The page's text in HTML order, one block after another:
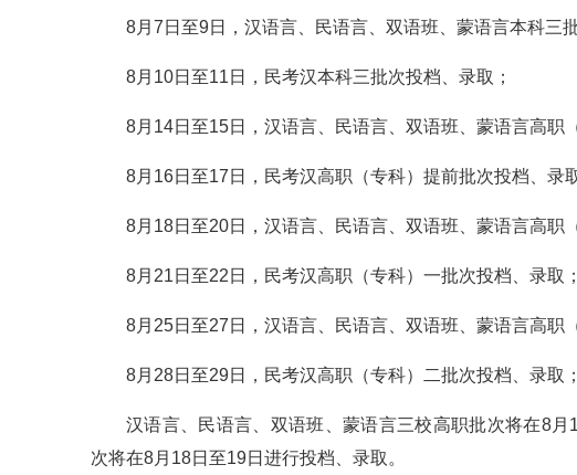
8月7日至9日，汉语言、民语言、双语班、蒙语言本科三
8月10日至11日，民考汉本科三批次投档、录取；
8月14日至15日，汉语言、民语言、双语班、蒙语言高职
8月16日至17日，民考汉高职（专科）提前批次投档、录
8月18日至20日，汉语言、民语言、双语班、蒙语言高职
8月21日至22日，民考汉高职（专科）一批次投档、录取；
8月25日至27日，汉语言、民语言、双语班、蒙语言高职
8月28日至29日，民考汉高职（专科）二批次投档、录取；
汉语言、民语言、双语班、蒙语言三校高职批次将在8
次将在8月18日至19日进行投档、录取。